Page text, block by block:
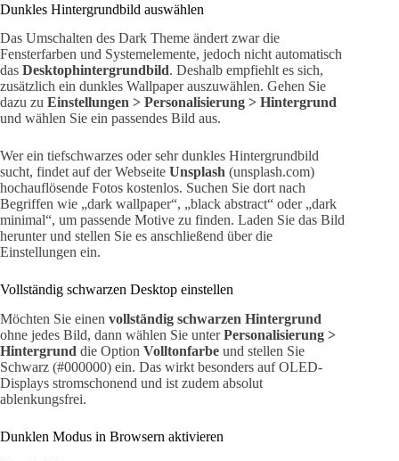
Dunkles Hintergrundbild auswählen
Das Umschalten des Dark Theme ändert zwar die
Fensterfarben und Systemelemente, jedoch nicht automatisch
das Desktophintergrundbild. Deshalb empfiehlt es sich,
zusätzlich ein dunkles Wallpaper auszuwählen. Gehen Sie
dazu zu Einstellungen > Personalisierung > Hintergrund
und wählen Sie ein passendes Bild aus.
Wer ein tiefschwarzes oder sehr dunkles Hintergrundbild
sucht, findet auf der Webseite Unsplash (unsplash.com)
hochauflösende Fotos kostenlos. Suchen Sie dort nach
Begriffen wie „dark wallpaper“, „black abstract“ oder „dark
minimal“, um passende Motive zu finden. Laden Sie das Bild
herunter und stellen Sie es anschließend über die
Einstellungen ein.
Vollständig schwarzen Desktop einstellen
Möchten Sie einen vollständig schwarzen Hintergrund
ohne jedes Bild, dann wählen Sie unterPersonalisierung >
Hintergrund die Option Volltonfarbe und stellen Sie
Schwarz (#000000) ein. Das wirkt besonders auf OLED-
Displays stromschonend und ist zudem absolut
ablenkungsfrei.
Dunklen Modus in Browsern aktivieren